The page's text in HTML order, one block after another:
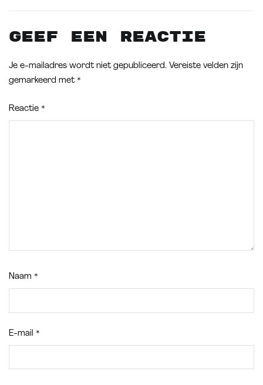
Geef een reactie
Je e-mailadres wordt niet gepubliceerd. Vereiste velden zijn
gemarkeerd met *
Reactie *
Naam *
E-mail *